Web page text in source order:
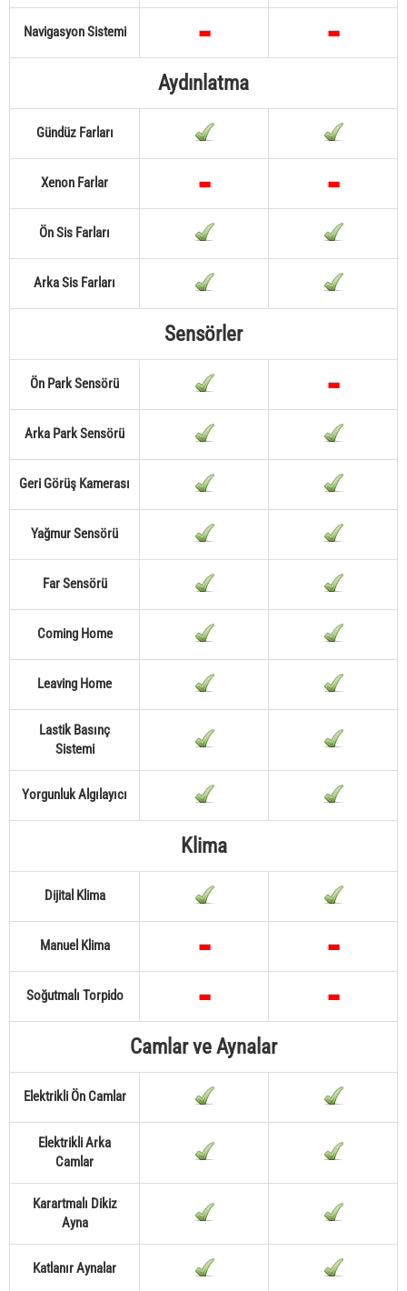
Navigasyon Sistemi
Aydınlatma
Gündüz Farları
Xenon Farlar
Ön Sis Farları
Arka Sis Farları
Sensörler
Ön Park Sensörü
Arka Park Sensörü
Geri Görüş Kamerası
Yağmur Sensörü
Far Sensörü
Coming Home
Leaving Home
Lastik Basınç
Sistemi
Yorgunluk Algılayıcı
Klima
Dijital Klima
Manuel Klima
Soğutmalı Torpido
Camlar ve Aynalar
Elektrikli Ön Camlar
Elektrikli Arka
Camlar
Karartmalı Dikiz
Ayna
Katlanır Aynalar